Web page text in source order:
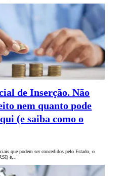
de Inserção. Não
nem quanto pode
(e saiba como o
que podem ser concedidos pelo Estado, o
é…